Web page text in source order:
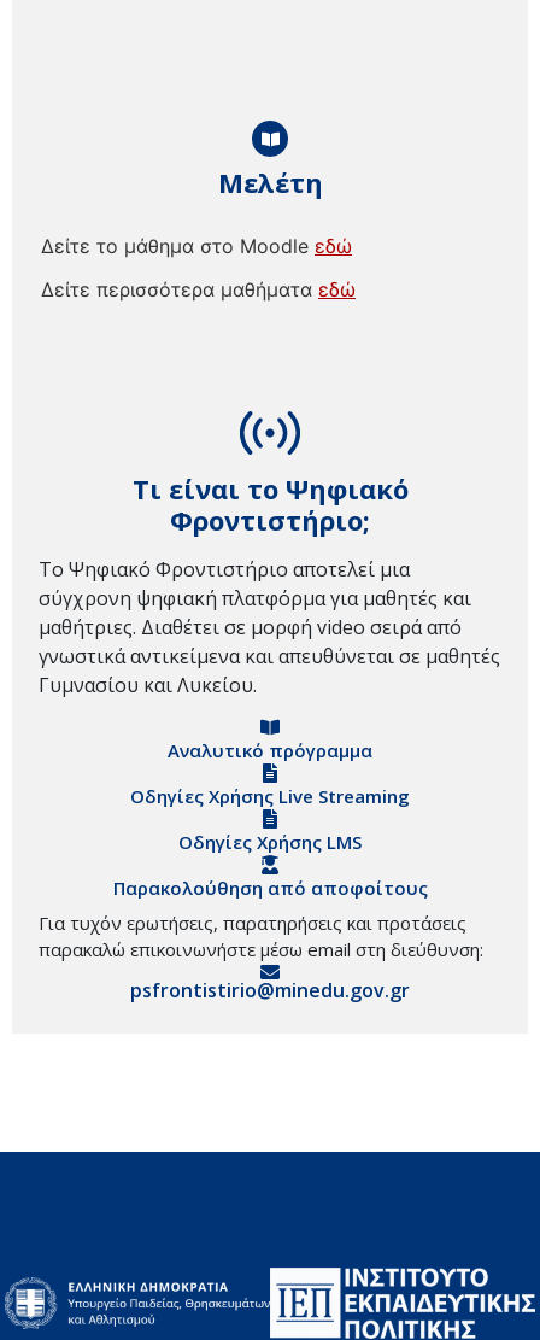
Τι είναι το Ψηφιακό
Φροντιστήριο;
Το Ψηφιακό Φροντιστήριο αποτελεί μια
σύγχρονη ψηφιακή πλατφόρμα για μαθητές και
μαθήτριες. Διαθέτει σε μορφή video σειρά από
γνωστικά αντικείμενα και απευθύνεται σε μαθητές
Γυμνασίου και Λυκείου.
Αναλυτικό πρόγραμμα
Οδηγίες Χρήσης Live Streaming
Οδηγίες Χρήσης LMS
Παρακολούθηση από αποφοίτους
Για τυχόν ερωτήσεις, παρατηρήσεις και προτάσεις
παρακαλώ επικοινωνήστε μέσω email στη διεύθυνση:
psfrontistirio@minedu.gov.gr
Μελέτη
Δείτε το μάθημα στο Moodle εδώ
Δείτε περισσότερα μαθήματα εδώ